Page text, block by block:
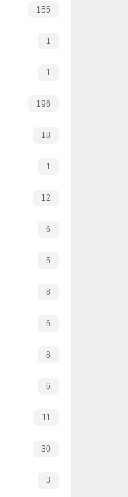
155
1
1
196
18
1
12
6
5
8
6
8
6
11
30
3